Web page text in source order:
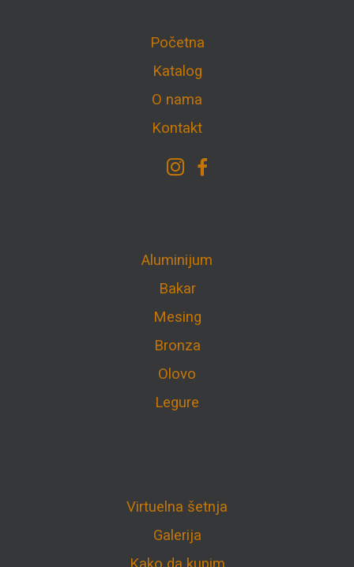
Početna
Katalog
O nama
Kontakt
Aluminijum
Bakar
Mesing
Bronza
Olovo
Legure
Virtuelna šetnja
Galerija